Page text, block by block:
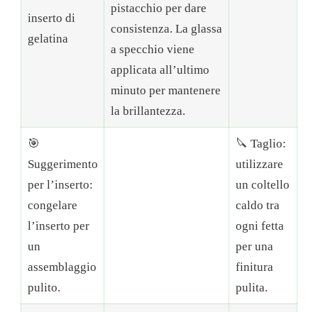
inserto di
gelatina
pistacchio per dare
consistenza. La glassa
a specchio viene
applicata all’ultimo
minuto per mantenere
la brillantezza.
🎯
Suggerimento
per l’inserto:
congelare
l’inserto per
un
assemblaggio
pulito.
🔪 Taglio:
utilizzare
un coltello
caldo tra
ogni fetta
per una
finitura
pulita.